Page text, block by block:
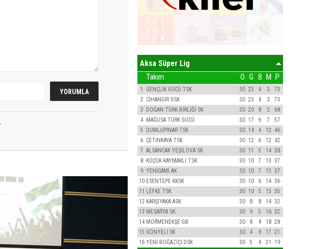
Aksa Süper Lig
Takım O G B M P
1 GENÇLİK GÜCÜ TSK 30 23 4 3
73
2 CİHANGİR GSK 30 23 4 3
73
3 DOĞAN TÜRK BİRLİĞİ SK 30 20 8 2
68
4 MAĞUSA TÜRK GÜCÜ 30 17 6 7
57
5 DUMLUPINAR TSK 30 14 4 12 46
6 ÇETİNKAYA TSK 30 12 6 12 42
7 ALSANCAK YEŞİLOVA SK 30 11 5 14 38
8 KÜÇÜK KAYMAKLI TSK 30 10 7 13 37
9 YENİCAMİ AK 30 10 7 13 37
10 ESENTEPE KKSK 30 10 6 14 36
11 LEFKE TSK 30 10 5 15 35
12 KARŞIYAKA ASK 30 8 8 14 32
13 MESARYA SK 30 9 5 16 32
14 MORMENEKŞE GB 30 8 4 18 28
15 GÖNYELİ SK 30 4 9 17 21
16 YENİ BOĞAZİÇİ DSK 30 5 4 21 19